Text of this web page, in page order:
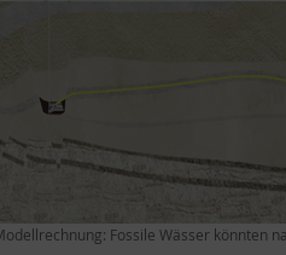
Fossile Wässer könnten